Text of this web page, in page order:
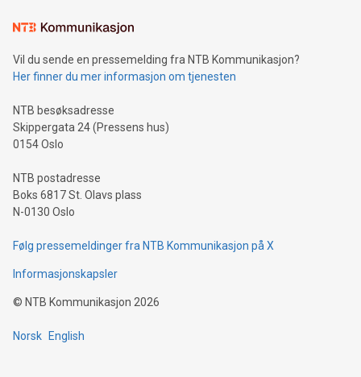
Vil du sende en pressemelding fra NTB Kommunikasjon?
Her finner du mer informasjon om tjenesten
NTB besøksadresse
Skippergata 24 (Pressens hus)
0154 Oslo
NTB postadresse
Boks 6817 St. Olavs plass
N-0130 Oslo
Følg pressemeldinger fra NTB Kommunikasjon på X
Informasjonskapsler
© NTB Kommunikasjon 2026
Norsk English